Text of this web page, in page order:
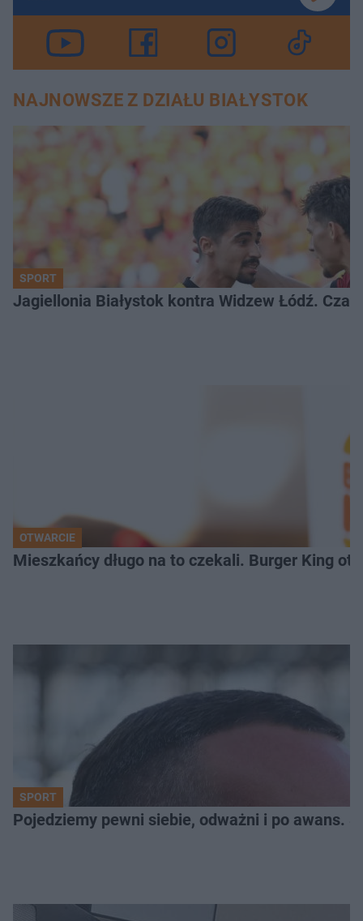
NAJNOWSZE Z DZIAŁU BIAŁYSTOK
SPORT
Jagiellonia Białystok kontra Widzew Łódź.
OTWARCIE
Mieszkańcy długo na to czekali. Burger King
SPORT
Pojedziemy pewni siebie, odważni i po awans.